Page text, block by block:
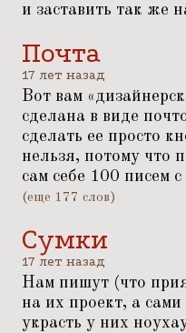
и заставить так же
Почта
17 лет назад
Вот вам «
сделана в виде
сделать ее просто
нельзя, потому что
сам себе 100 писем
(еще 177 слов)
Сумки
17 лет назад
Нам пишут (что
на их проект, а
украсть у них